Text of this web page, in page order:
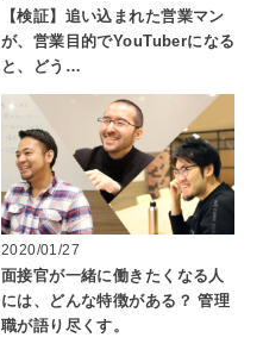
【検証】追い込まれた営業マン
が、営業目的でYouTuberになる
と、どう…
2020/01/27
面接官が一緒に働きたくなる人
には、どんな特徴がある？ 管理
職が語り尽くす。